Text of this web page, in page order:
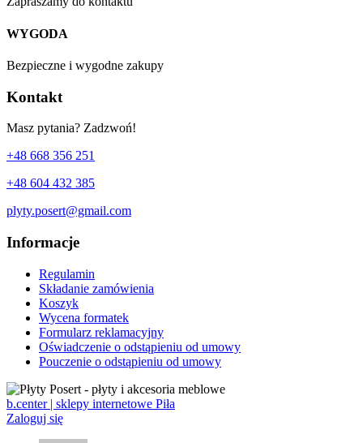
WYGODA
Bezpieczne i wygodne zakupy
Kontakt
Masz pytania? Zadzwoń!
+48 668 356 251
+48 604 432 385
plyty.posert@gmail.com
Informacje
Regulamin
Składanie zamówienia
Koszyk
Wycena formatek
Formularz reklamacyjny
Oświadczenie o odstąpieniu od umowy
Pouczenie o odstąpieniu od umowy
b.center | sklepy internetowe Piła
Zaloguj się